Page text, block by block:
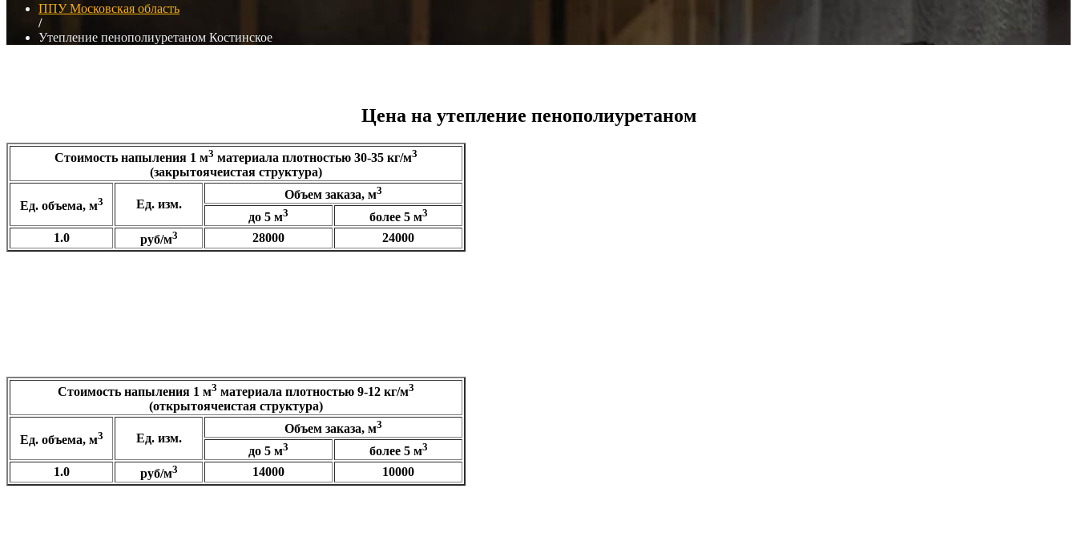
ППУ Московская область
/
Утепление пенополиуретаном Костинское
Цена на утепление пенополиуретаном
Стоимость напыления 1 м3 материала плотностью 30-35 кг/м3
(закрытоячеистая структура)
Ед. объема, м3 Ед. изм.
Объем заказа, м3
до 5 м3 более 5 м3
1.0 руб/м3 28000 24000
Стоимость напыления 1 м3 материала плотностью 9-12 кг/м3
(открытоячеистая структура)
Ед. объема, м3 Ед. изм.
Объем заказа, м3
до 5 м3 более 5 м3
1.0 руб/м3 14000 10000